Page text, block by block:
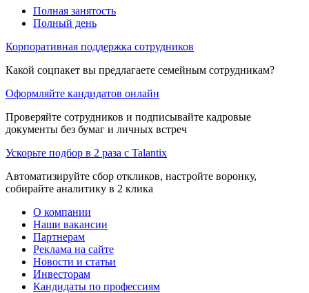
Полная занятость
Полный день
Корпоративная поддержка сотрудников
Какой соцпакет вы предлагаете семейным сотрудникам?
Оформляйте кандидатов онлайн
Проверяйте сотрудников и подписывайте кадровые
документы без бумаг и личных встреч
Ускорьте подбор в 2 раза с Talantix
Автоматизируйте сбор откликов, настройте воронку,
собирайте аналитику в 2 клика
О компании
Наши вакансии
Партнерам
Реклама на сайте
Новости и статьи
Инвесторам
Кандидаты по профессиям